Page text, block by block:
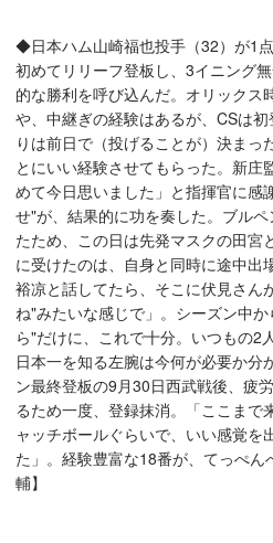
◆日本ハム山崎福也投手（32）が1
初めてリリーフ登板し、3イニング
的な勝利を呼び込んだ。オリックス
や、中継ぎの経験はあるが、CSは
りは前日で（投げることが）決まっ
とにいい経験させてもらった。新庄
めて今日思いました」と指揮官に感
せ"が、結果的に功を奏した。ブル
たため、この日は先発マスクの田宮
に受けたのは、自身と同時に途中出
裕凉と話してたら、そこに伏見さん
ね"みたいな感じで」。シーズン中
ら"だけに、これで十分。いつもの2
日本一を知る左腕は今何が必要か分
ン最終登板の9月30日西武戦後、疲
るため一度、登録抹消。「ここまで
ャッチボールぐらいで、いい感覚を
た」。経験豊富な18番が、てっぺ
輔】